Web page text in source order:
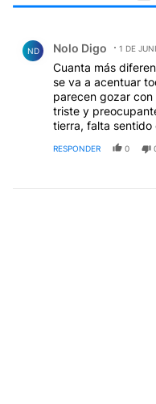
ND Nolo Digo 1 DE
Cuanta más
se va a acentuar
parecen gozar con
triste y
tierra, falta sentido
RESPONDER 0